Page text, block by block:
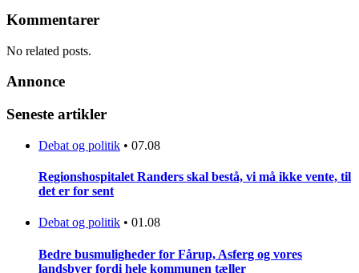
Kommentarer
No related posts.
Annonce
Seneste artikler
Debat og politik • 07.08
Regionshospitalet Randers skal bestå, vi må ikke vente, til
det er for sent
Debat og politik • 01.08
Bedre busmuligheder for Fårup, Asferg og vores
landsbyer fordi hele kommunen tæller